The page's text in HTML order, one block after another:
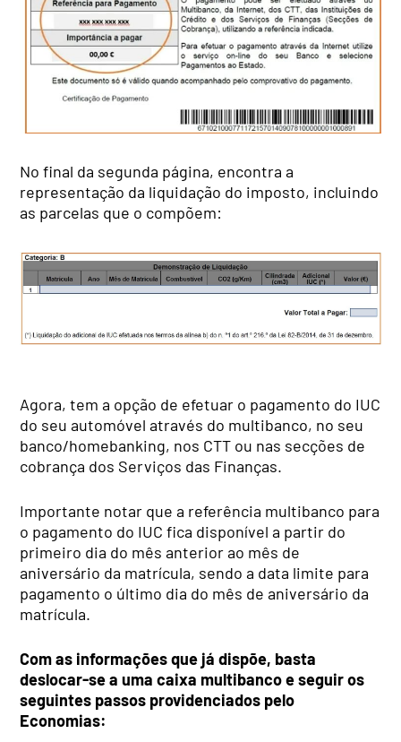
No final da segunda página, encontra a
representação da liquidação do imposto, incluindo
as parcelas que o compõem:
Agora, tem a opção de efetuar o pagamento do IUC
do seu automóvel através do multibanco, no seu
banco/homebanking, nos CTT ou nas secções de
cobrança dos Serviços das Finanças.
Importante notar que a referência multibanco para
o pagamento do IUC fica disponível a partir do
primeiro dia do mês anterior ao mês de
aniversário da matrícula, sendo a data limite para
pagamento o último dia do mês de aniversário da
matrícula.
Com as informações que já dispõe, basta
deslocar-se a uma caixa multibanco e seguir os
seguintes passos providenciados pelo
Economias: